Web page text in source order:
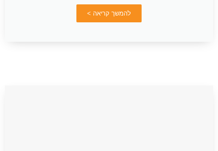
להמשך קריאה >